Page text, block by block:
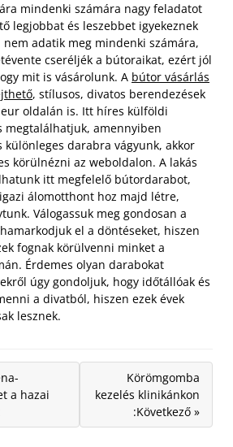
mindenki számára nagy feladatot
legjobbat és leszebbet igyekeznek
adatik meg mindenki számára,
cseréljék a bútoraikat, ezért jól
mit is vásárolunk. A bútor vásárlás
, stílusos, divatos berendezések
oldalán is. Itt híres külföldi
megtalálhatjuk, amennyiben
különleges darabra vágyunk, akkor
körülnézni az weboldalon. A lakás
itt megfelelő bútordarabot,
álomotthont hoz majd létre,
Válogassuk meg gondosan a
el a döntéseket, hiszen
fognak körülvenni minket a
Érdemes olyan darabokat
úgy gondoljuk, hogy időtállóak és
a divatból, hiszen ezek évek
lesznek.
a hazai
Körömgomba
kezelés klinikánkon
:Következő »